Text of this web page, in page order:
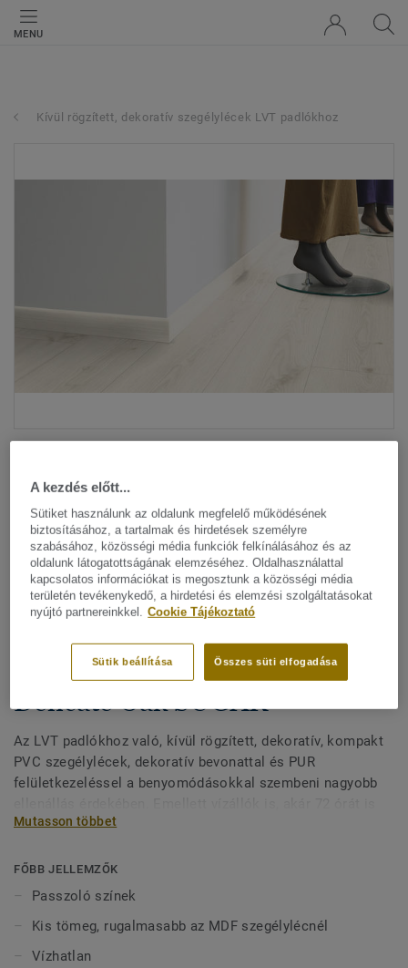
MENU
Kívül rögzített, dekoratív szegélylécek LVT padlókhoz
Minden dizájn megtekitése. (200)
All Accessories|Befejező munkák|Szegélylécek
Kívül rögzített, dekoratív
szegélylécek LVT padlókhoz -
Delicate Oak SUGAR
Az LVT padlókhoz való, kívül rögzített, dekoratív, kompakt
PVC szegélylécek, dekoratív bevonattal és PUR
felületkezeléssel a benyomódásokkal szembeni nagyobb
vízben tölthetnek bármilyen sérülés nélkül. 2-féle (60 mm
színekben kapható a tökéletes kivitel érdekében. A kívül
rögzített, dekoratív szegélylécek kompatibilisek minden
Mutasson többet
FŐBB JELLEMZŐK
Passzoló színek
Kis tömeg, rugalmasabb az MDF szegélylécnél
Vízhatlan
A kezdés előtt...
Sütiket használunk az oldalunk megfelelő működésének
biztosításához, a tartalmak és hirdetések személyre
szabásához, közösségi média funkciók felkínálásához és az
oldalunk látogatottságának elemzéséhez. Oldalhasználattal
kapcsolatos információkat is megosztunk a közösségi média
területén tevékenykedő, a hirdetési és elemzési szolgáltatásokat
nyújtó partnereinkkel. Cookie Tájékoztató
Összes süti elfogadása
Sütik beállítása